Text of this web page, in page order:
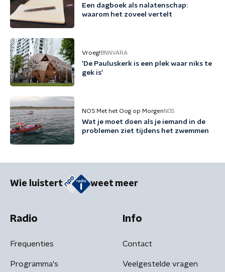
Een dagboek als nalatenschap:
waarom het zoveel vertelt
Vroeg! BNNVARA
'De Pauluskerk is een plek waar niks te
gek is'
NOS Met het Oog op Morgen NOS
Wat je moet doen als je iemand in de
problemen ziet tijdens het zwemmen
Wie luistert weet meer
Radio
Frequenties
Programma's
Info
Contact
Veelgestelde vragen